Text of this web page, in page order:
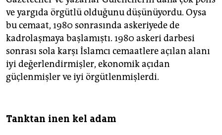
ve yargıda örgütlü olduğunu düşünüyordu. Oysa
bu cemaat, 1980 sonrasında askeriyede de
kadrolaşmaya başlamıştı. 1980 askeri darbesi
sonrası sola karşı İslamcı cemaatlere açılan alanı
iyi değerlendirmişler, ekonomik açıdan
güçlenmişler ve iyi örgütlenmişlerdi.
Tanktan inen kel adam